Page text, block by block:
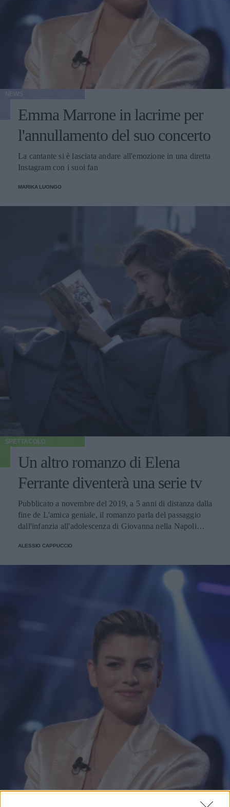
Emma Marrone in lacrime per
l'annullamento del suo concerto
La cantante si è lasciata andare all'emozione in una diretta
Instagram con i suoi fan
MARIKA LUONGO
SPETTACOLO
Un altro romanzo di Elena
Ferrante diventerà una serie tv
Pubblicato a novembre del 2019, a 5 anni di distanza dalla
fine de L'amica geniale, il romanzo parla del passaggio
dall'infanzia all'adolescenza di Giovanna nella Napoli
ALESSIO CAPPUCCIO